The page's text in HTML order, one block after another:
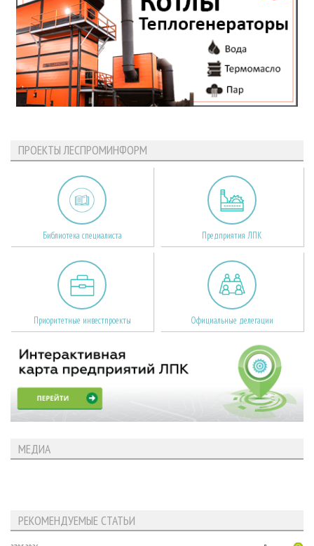
ПРОЕКТЫ ЛЕСПРОМИНФОРМ
Библиотека специалиста Предприятия ЛПК
Приоритетные инвестпроекты Официальные делегации
МЕДИА
РЕКОМЕНДУЕМЫЕ СТАТЬИ